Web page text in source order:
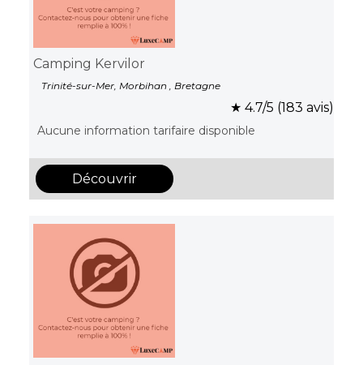
Camping Kervilor
Trinité-sur-Mer, Morbihan , Bretagne
★ 4.7/5 (183 avis)
Aucune information tarifaire disponible
Découvrir